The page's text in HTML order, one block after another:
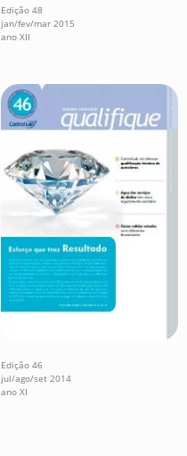
Edição 48
jan/fev/mar 2015
ano XII
Edição 46
jul/ago/set 2014
ano XI